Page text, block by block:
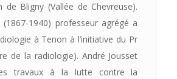
de Bligny (Vallée de Chevreuse).
(1867-1940) professeur agrégé a
à Tenon à l’initiative du Pr
de la radiologie). André Jousset
travaux à la lutte contre la